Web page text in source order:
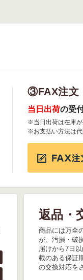
③FAX注文
当日出荷の受
※当日出荷は在庫が
※お支払い方法は代
返品・
商品には万全
が、汚損・破
届けから7日
載のある保証
の交換対応を